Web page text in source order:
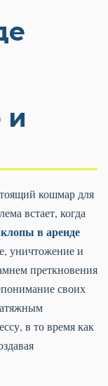
и
кошмар для
встает, когда
клопы в аренде
уничтожение и
преткновения
своих
в то время как